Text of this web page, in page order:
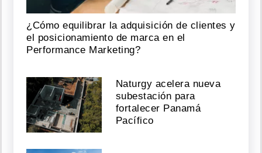
¿Cómo equilibrar la adquisición de clientes y
el posicionamiento de marca en el
Performance Marketing?
Naturgy acelera nueva
subestación para
fortalecer Panamá
Pacífico